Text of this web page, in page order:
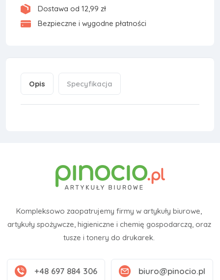
Dostawa od 12,99 zł
Bezpieczne i wygodne płatności
Opis Specyfikacja
Kompleksowo zaopatrujemy firmy w artykuły biurowe,
artykuły spożywcze, higieniczne i chemię gospodarczą, oraz
tusze i tonery do drukarek.
+48 697 884 306 biuro@pinocio.pl